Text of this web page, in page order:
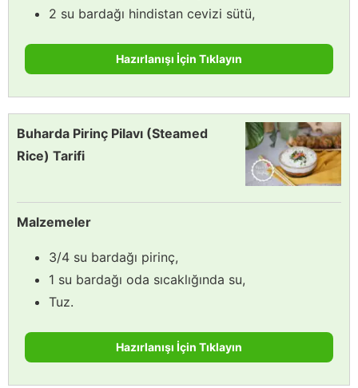
2 su bardağı hindistan cevizi sütü,
Hazırlanışı İçin Tıklayın
Buharda Pirinç Pilavı (Steamed
Rice) Tarifi
Malzemeler
3/4 su bardağı pirinç,
1 su bardağı oda sıcaklığında su,
Tuz.
Hazırlanışı İçin Tıklayın